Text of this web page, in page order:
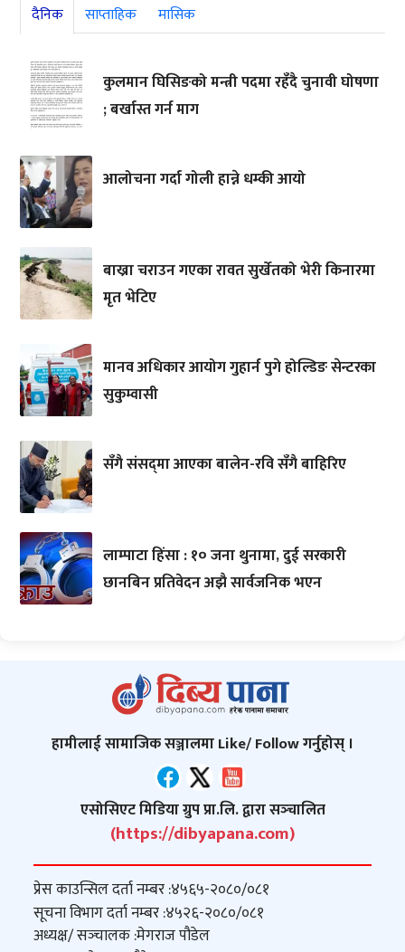
दैनिक साप्ताहिक मासिक
कुलमान घिसिङको मन्त्री पदमा रहँदै चुनावी घोषणा
; बर्खास्त गर्न माग
आलोचना गर्दा गोली हान्ने धम्की आयो
बाख्रा चराउन गएका रावत सुर्खेतको भेरी किनारमा
मृत भेटिए
मानव अधिकार आयोग गुहार्न पुगे होल्डिङ सेन्टरका
सुकुम्वासी
सँगै संसद्‌मा आएका बालेन-रवि सँगै बाहिरिए
लाम्पाटा हिंसा : १० जना थुनामा, दुई सरकारी
छानबिन प्रतिवेदन अझै सार्वजनिक भएन
हामीलाई सामाजिक सञ्जालमा Like/ Follow गर्नुहोस् ।
एसोसिएट मिडिया ग्रुप प्रा.लि. द्वारा सञ्‍चालित
(https://dibyapana.com)
प्रेस काउन्सिल दर्ता नम्बर :४५६५-२०८०/०८१
सूचना विभाग दर्ता नम्बर :४५२६-२०८०/०८१
अध्यक्ष/ सञ्‍चालक :मेगराज पौडेल